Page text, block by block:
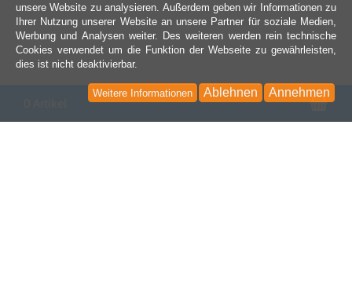
unsere Website zu analysieren. Außerdem geben wir Informationen zu
Ihrer Nutzung unserer Website an unsere Partner für soziale Medien,
Werbung und Analysen weiter. Des weiteren werden rein technische
Cookies verwendet um die Funktion der Webseite zu gewährleisten,
dies ist nicht deaktivierbar.
Annehmen
Ablehnen
Weitere Informationen